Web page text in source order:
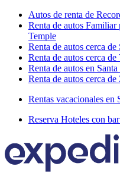
Autos de renta de
Renta de autos
Temple
Renta de autos cerca
Renta de autos cerca
Renta de autos en Santa
Renta de autos cerca
Rentas vacacionales en
Reserva Hoteles con